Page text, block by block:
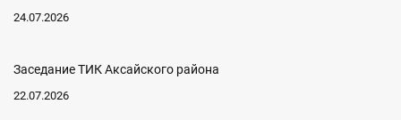
24.07.2026
Заседание ТИК Аксайского района
22.07.2026